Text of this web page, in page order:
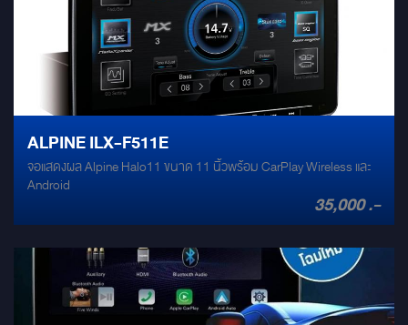
ALPINE ILX-F511E
จอแสดงผล Alpine Halo11 ขนาด 11 นิ้วพร้อม CarPlay Wireless และ
Android
35,000 .-